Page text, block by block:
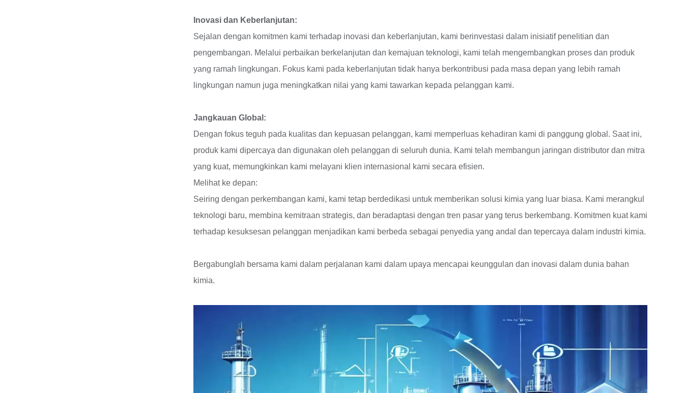
Inovasi dan Keberlanjutan:
Sejalan dengan komitmen kami terhadap inovasi dan keberlanjutan, kami berinvestasi dalam inisiatif penelitian dan
pengembangan. Melalui perbaikan berkelanjutan dan kemajuan teknologi, kami telah mengembangkan proses dan produk
yang ramah lingkungan. Fokus kami pada keberlanjutan tidak hanya berkontribusi pada masa depan yang lebih ramah
lingkungan namun juga meningkatkan nilai yang kami tawarkan kepada pelanggan kami.
Jangkauan Global:
Dengan fokus teguh pada kualitas dan kepuasan pelanggan, kami memperluas kehadiran kami di panggung global. Saat ini,
produk kami dipercaya dan digunakan oleh pelanggan di seluruh dunia. Kami telah membangun jaringan distributor dan mitra
yang kuat, memungkinkan kami melayani klien internasional kami secara efisien.
Melihat ke depan:
Seiring dengan perkembangan kami, kami tetap berdedikasi untuk memberikan solusi kimia yang luar biasa. Kami merangkul
teknologi baru, membina kemitraan strategis, dan beradaptasi dengan tren pasar yang terus berkembang. Komitmen kuat kami
terhadap kesuksesan pelanggan menjadikan kami berbeda sebagai penyedia yang andal dan tepercaya dalam industri kimia.
Bergabunglah bersama kami dalam perjalanan kami dalam upaya mencapai keunggulan dan inovasi dalam dunia bahan
kimia.